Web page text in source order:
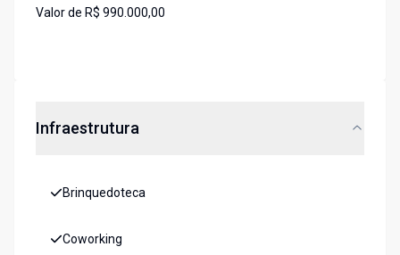
Valor de R$ 990.000,00
Infraestrutura
Brinquedoteca
Coworking